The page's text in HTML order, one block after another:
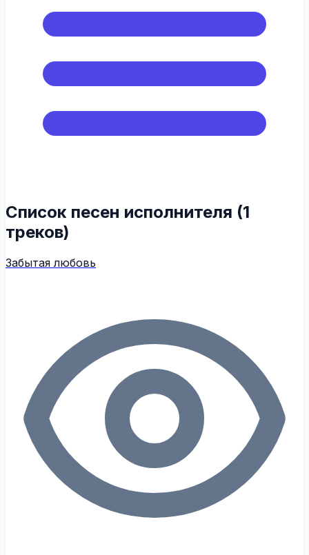
Список песен исполнителя (1
треков)
Забытая любовь